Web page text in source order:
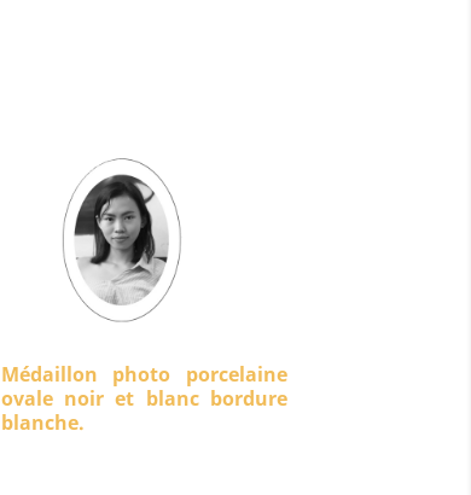
Médaillon photo porcelaine
ovale noir et blanc bordure
blanche.